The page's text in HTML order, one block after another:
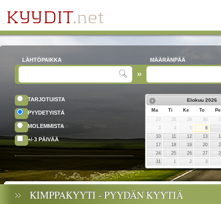
LÄHTÖPAIKKA MÄÄRÄNPÄÄ
TARJOTUISTA
PYYDETYISTÄ
MOLEMMISTA
+/-3 PÄIVÄÄ
Elokuu 2026
Ma Ti Ke To
Pe
27
28 29 30
3
4 5
6
10
11 12 13
17
18 19 20
24
25 26 27
31
1 2 3
KIMPPAKYYTI - PYYDÄN KYYTIÄ